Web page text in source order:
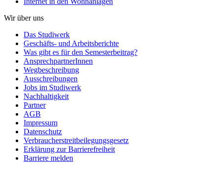
Wir über uns
Das Studiwerk
Geschäfts- und Arbeitsberichte
Was gibt es für den Semesterbeitrag?
AnsprechpartnerInnen
Wegbeschreibung
Ausschreibungen
Jobs im Studiwerk
Nachhaltigkeit
Partner
AGB
Impressum
Datenschutz
Verbraucherstreitbeilegungsgesetz
Erklärung zur Barrierefreiheit
Barriere melden